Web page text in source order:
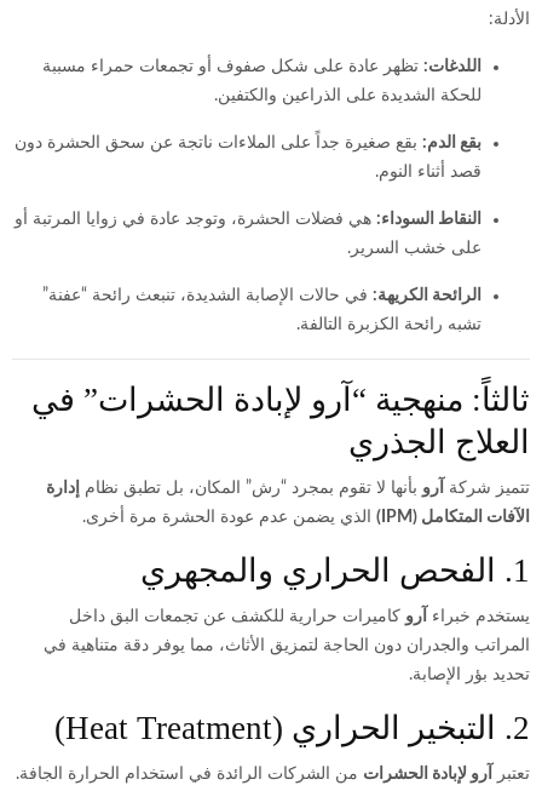
الأدلة:
اللدغات: تظهر عادة على شكل صفوف أو تجمعات حمراء مسببة
للحكة الشديدة على الذراعين والكتفين.
بقع الدم: بقع صغيرة جداً على الملاءات ناتجة عن سحق الحشرة دون
قصد أثناء النوم.
النقاط السوداء: هي فضلات الحشرة، وتوجد عادة في زوايا المرتبة أو
على خشب السرير.
الرائحة الكريهة: في حالات الإصابة الشديدة، تنبعث رائحة “عفنة”
تشبه رائحة الكزبرة التالفة.
ثالثاً: منهجية “آرو لإبادة الحشرات” في
العلاج الجذري
تتميز شركة آرو بأنها لا تقوم بمجرد “رش” المكان، بل تطبق نظام
إدارة
الآفات المتكامل (IPM)
الذي يضمن عدم عودة الحشرة مرة أخرى.
1. الفحص الحراري والمجهري
يستخدم خبراء آرو كاميرات حرارية للكشف عن تجمعات البق داخل
المراتب والجدران دون الحاجة لتمزيق الأثاث، مما يوفر دقة متناهية في
تحديد بؤر الإصابة.
2. التبخير الحراري (Heat Treatment)
تعتبر آرو لإبادة الحشرات من الشركات الرائدة في استخدام الحرارة الجافة.